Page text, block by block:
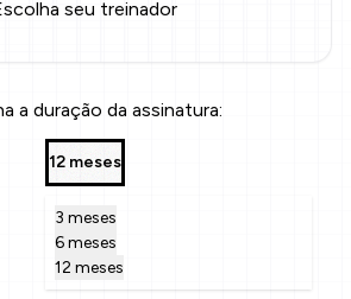
seu treinador
a duração da assinatura:
12 meses
3 meses
6 meses
12 meses